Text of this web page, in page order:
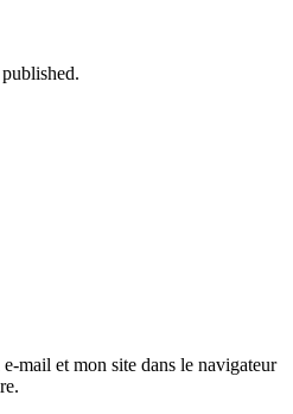
mail et mon site dans le navigateur